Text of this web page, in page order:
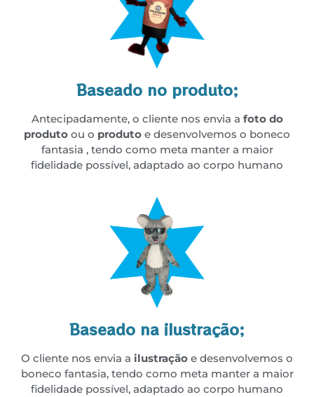
Baseado no produto;
Antecipadamente, o cliente nos envia a foto do
produto ou o produto e desenvolvemos o boneco
fantasia , tendo como meta manter a maior
fidelidade possível, adaptado ao corpo humano
Baseado na ilustração;
O cliente nos envia a ilustração e desenvolvemos o
boneco fantasia, tendo como meta manter a maior
fidelidade possível, adaptado ao corpo humano